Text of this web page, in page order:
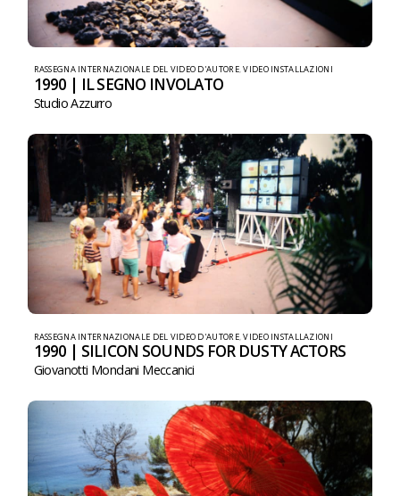
RASSEGNA INTERNAZIONALE DEL VIDEO D'AUTORE,VIDEO INSTALLAZIONI
1990 | IL SEGNO INVOLATO
Studio Azzurro
RASSEGNA INTERNAZIONALE DEL VIDEO D'AUTORE,VIDEO INSTALLAZIONI
1990 | SILICON SOUNDS FOR DUSTY ACTORS
Giovanotti Mondani Meccanici